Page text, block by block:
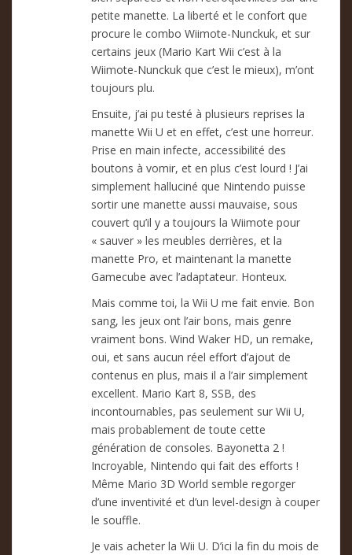
petite manette. La liberté et le confort que
procure le combo Wiimote-Nunckuk, et sur
certains jeux (Mario Kart Wii c’est à la
Wiimote-Nunckuk que c’est le mieux), m’ont
toujours plu.
Ensuite, j’ai pu testé à plusieurs reprises la
manette Wii U et en effet, c’est une horreur.
Prise en main infecte, accessibilité des
boutons à vomir, et en plus c’est lourd ! J’ai
simplement halluciné que Nintendo puisse
sortir une manette aussi mauvaise, sous
couvert qu’il y a toujours la Wiimote pour
« sauver » les meubles derrières, et la
manette Pro, et maintenant la manette
Gamecube avec l’adaptateur. Honteux.
Mais comme toi, la Wii U me fait envie. Bon
sang, les jeux ont l’air bons, mais genre
vraiment bons. Wind Waker HD, un remake,
oui, et sans aucun réel effort d’ajout de
contenus en plus, mais il a l’air simplement
excellent. Mario Kart 8, SSB, des
incontournables, pas seulement sur Wii U,
mais probablement de toute cette
génération de consoles. Bayonetta 2 !
Incroyable, Nintendo qui fait des efforts !
Même Mario 3D World semble regorger
d’une inventivité et d’un level-design à couper
le souffle.
Je vais acheter la Wii U. D’ici la fin du mois de